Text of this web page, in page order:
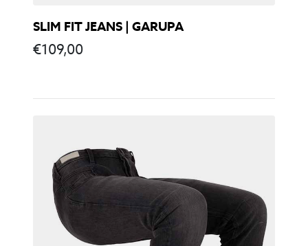
SLIM FIT JEANS | GARUPA
€109,00